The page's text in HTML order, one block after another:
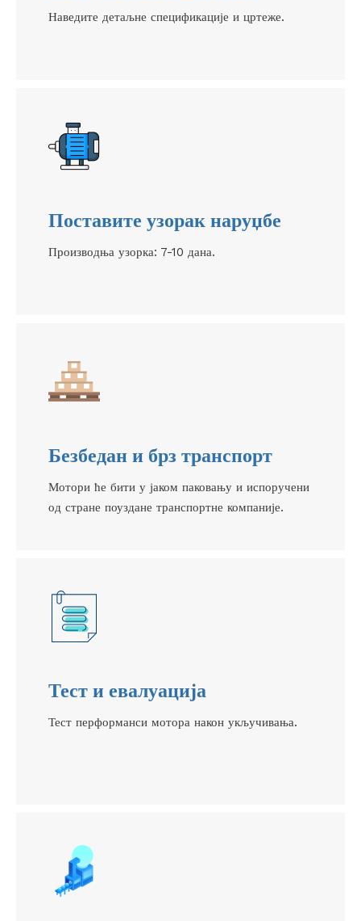
Наведите детаљне спецификације и цртеже.
Поставите узорак наруџбе
Производња узорка: 7-10 дана.
Безбедан и брз транспорт
Мотори ће бити у јаком паковању и испоручени
од стране поуздане транспортне компаније.
Тест и евалуација
Тест перформанси мотора након укључивања.